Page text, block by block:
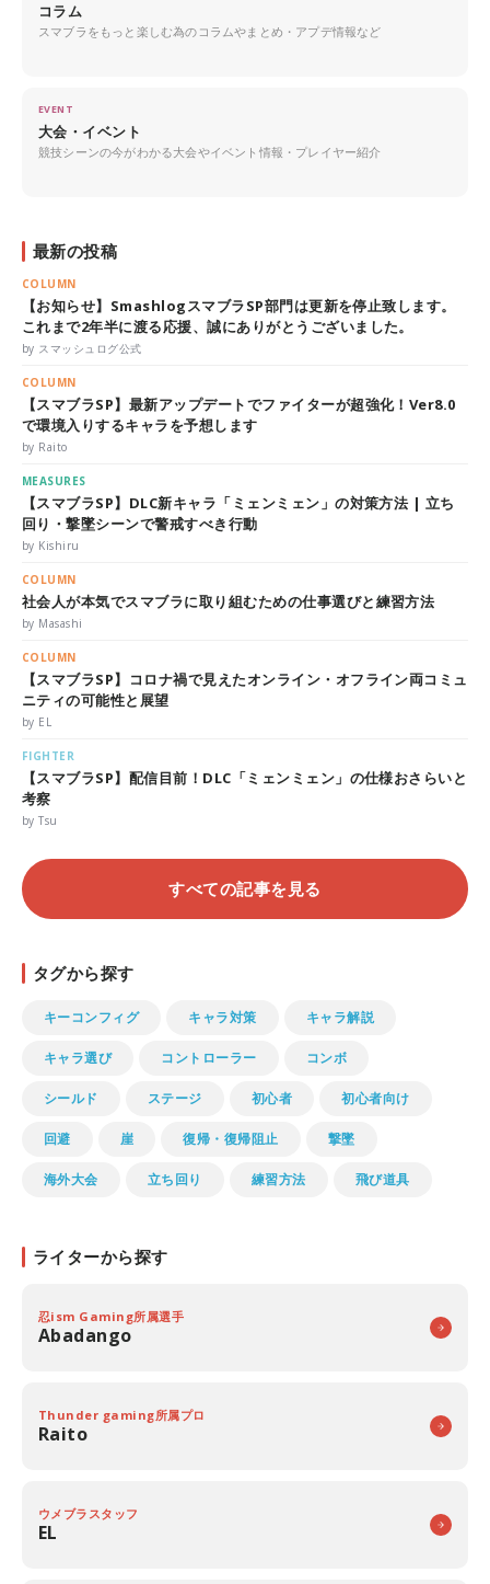
コラム
スマブラをもっと楽しむ為のコラムやまとめ・アプデ情報など
EVENT
大会・イベント
競技シーンの今がわかる大会やイベント情報・プレイヤー紹介
最新の投稿
COLUMN
【お知らせ】SmashlogスマブラSP部門は更新を停止致します。
これまで2年半に渡る応援、誠にありがとうございました。
by スマッシュログ公式
COLUMN
【スマブラSP】最新アップデートでファイターが超強化！Ver8.0
で環境入りするキャラを予想します
by Raito
MEASURES
【スマブラSP】DLC新キャラ「ミェンミェン」の対策方法 | 立ち
回り・撃墜シーンで警戒すべき行動
by Kishiru
COLUMN
社会人が本気でスマブラに取り組むための仕事選びと練習方法
by Masashi
COLUMN
【スマブラSP】コロナ禍で見えたオンライン・オフライン両コミュ
ニティの可能性と展望
by EL
FIGHTER
【スマブラSP】配信目前！DLC「ミェンミェン」の仕様おさらいと
考察
by Tsu
すべての記事を見る
タグから探す
キーコンフィグ キャラ対策 キャラ解説
キャラ選び コントローラー コンボ
シールド ステージ 初心者 初心者向け
回避 崖 復帰・復帰阻止 撃墜
海外大会 立ち回り 練習方法 飛び道具
ライターから探す
忍ism Gaming所属選手
Abadango
Thunder gaming所属プロ
Raito
ウメブラスタッフ
EL